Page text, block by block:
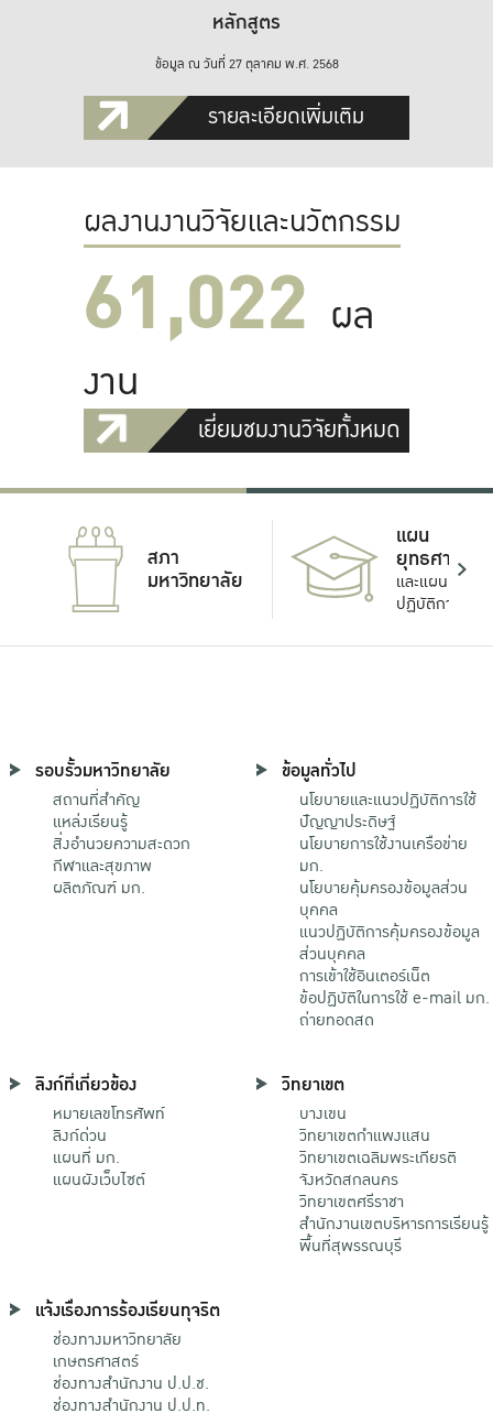
หลักสูตร
ข้อมูล ณ วันที่ 27 ตุลาคม พ.ศ. 2568
รายละเอียดเพิ่มเติม
ผลงานงานวิจัยและนวัตกรรม
61,022 ผล
งาน
เยี่ยมชมงานวิจัยทั้งหมด
สภา
มหาวิทยาลัย
แผน
ยุทธศาสตร์
และแผน
ปฏิบัติการ
รอบรั้วมหาวิทยาลัย
สถานที่สำคัญ
แหล่งเรียนรู้
สิ่งอำนวยความสะดวก
กีฬาและสุขภาพ
ผลิตภัณฑ์ มก.
ข้อมูลทั่วไป
นโยบายและแนวปฏิบัติการใช้
ปัญญาประดิษฐ์
นโยบายการใช้งานเครือข่าย
มก.
นโยบายคุ้มครองข้อมูลส่วน
บุคคล
แนวปฏิบัติการคุ้มครองข้อมูล
ส่วนบุคคล
การเข้าใช้อินเตอร์เน็ต
ข้อปฏิบัติในการใช้ e-mail มก.
ถ่ายทอดสด
ลิงก์ที่เกี่ยวข้อง
หมายเลขโทรศัพท์
ลิงก์ด่วน
แผนที่ มก.
แผนผังเว็บไซต์
วิทยาเขต
บางเขน
วิทยาเขตกําแพงแสน
วิทยาเขตเฉลิมพระเกียรติ
จังหวัดสกลนคร
วิทยาเขตศรีราชา
สำนักงานเขตบริหารการเรียนรู้
พื้นที่สุพรรณบุรี
แจ้งเรื่องการร้องเรียนทุจริต
ช่องทางมหาวิทยาลัย
เกษตรศาสตร์
ช่องทางสำนักงาน ป.ป.ช.
ช่องทางสำนักงาน ป.ป.ท.